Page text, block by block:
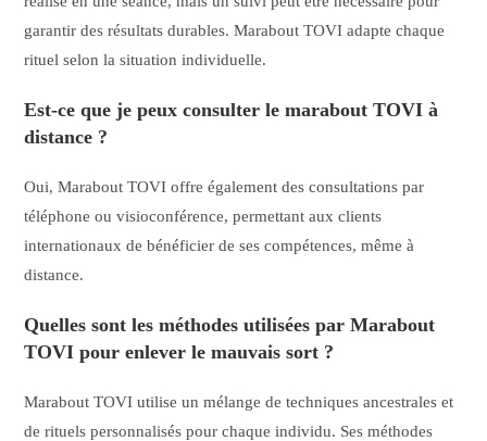
garantir des résultats durables. Marabout TOVI adapte chaque
rituel selon la situation individuelle.
Est-ce que je peux consulter le marabout TOVI à
distance ?
Oui, Marabout TOVI offre également des consultations par
téléphone ou visioconférence, permettant aux clients
internationaux de bénéficier de ses compétences, même à
distance.
Quelles sont les méthodes utilisées par Marabout
TOVI pour enlever le mauvais sort ?
Marabout TOVI utilise un mélange de techniques ancestrales et
de rituels personnalisés pour chaque individu. Ses méthodes